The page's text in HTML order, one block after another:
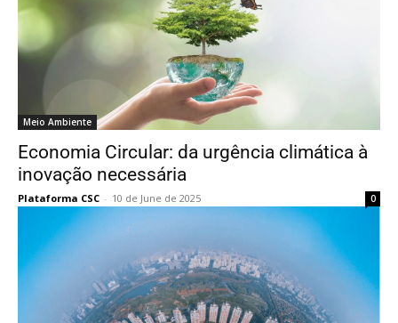
Meio Ambiente
Economia Circular: da urgência climática à
inovação necessária
Plataforma CSC - 10 de June de 2025 0